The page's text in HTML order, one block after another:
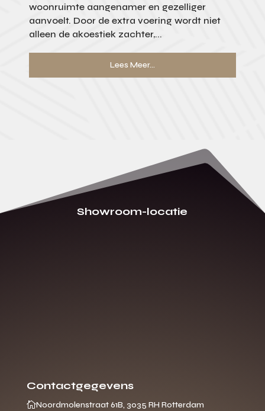
woonruimte aangenamer en gezelliger
aanvoelt. Door de extra voering wordt niet
alleen de akoestiek zachter,...
Lees Meer...
Showroom-locatie
Contactgegevens
Noordmolenstraat 61B, 3035 RH Rotterdam